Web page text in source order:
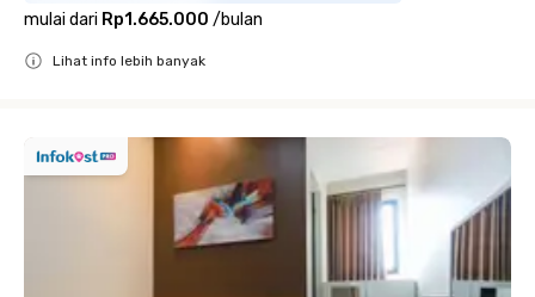
mulai dari Rp1.665.000 /bulan
Lihat info lebih banyak